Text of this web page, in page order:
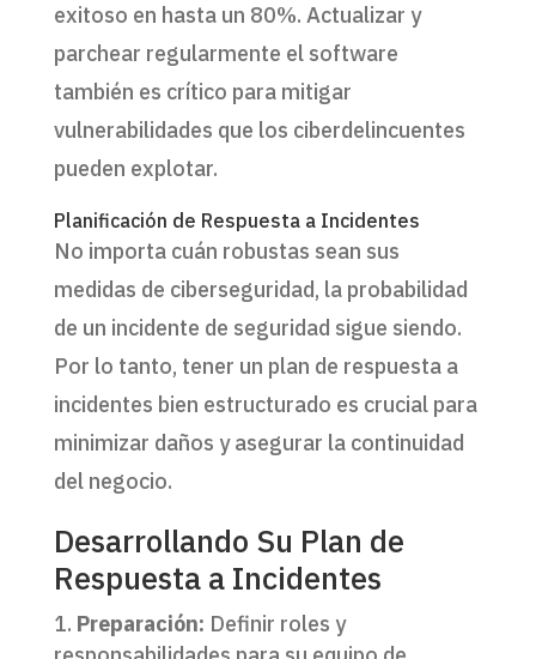
exitoso en hasta un 80%. Actualizar y
parchear regularmente el software
también es crítico para mitigar
vulnerabilidades que los ciberdelincuentes
pueden explotar.
Planificación de Respuesta a Incidentes
No importa cuán robustas sean sus
medidas de ciberseguridad, la probabilidad
de un incidente de seguridad sigue siendo.
Por lo tanto, tener un plan de respuesta a
incidentes bien estructurado es crucial para
minimizar daños y asegurar la continuidad
del negocio.
Desarrollando Su Plan de
Respuesta a Incidentes
Preparación: Definir roles y